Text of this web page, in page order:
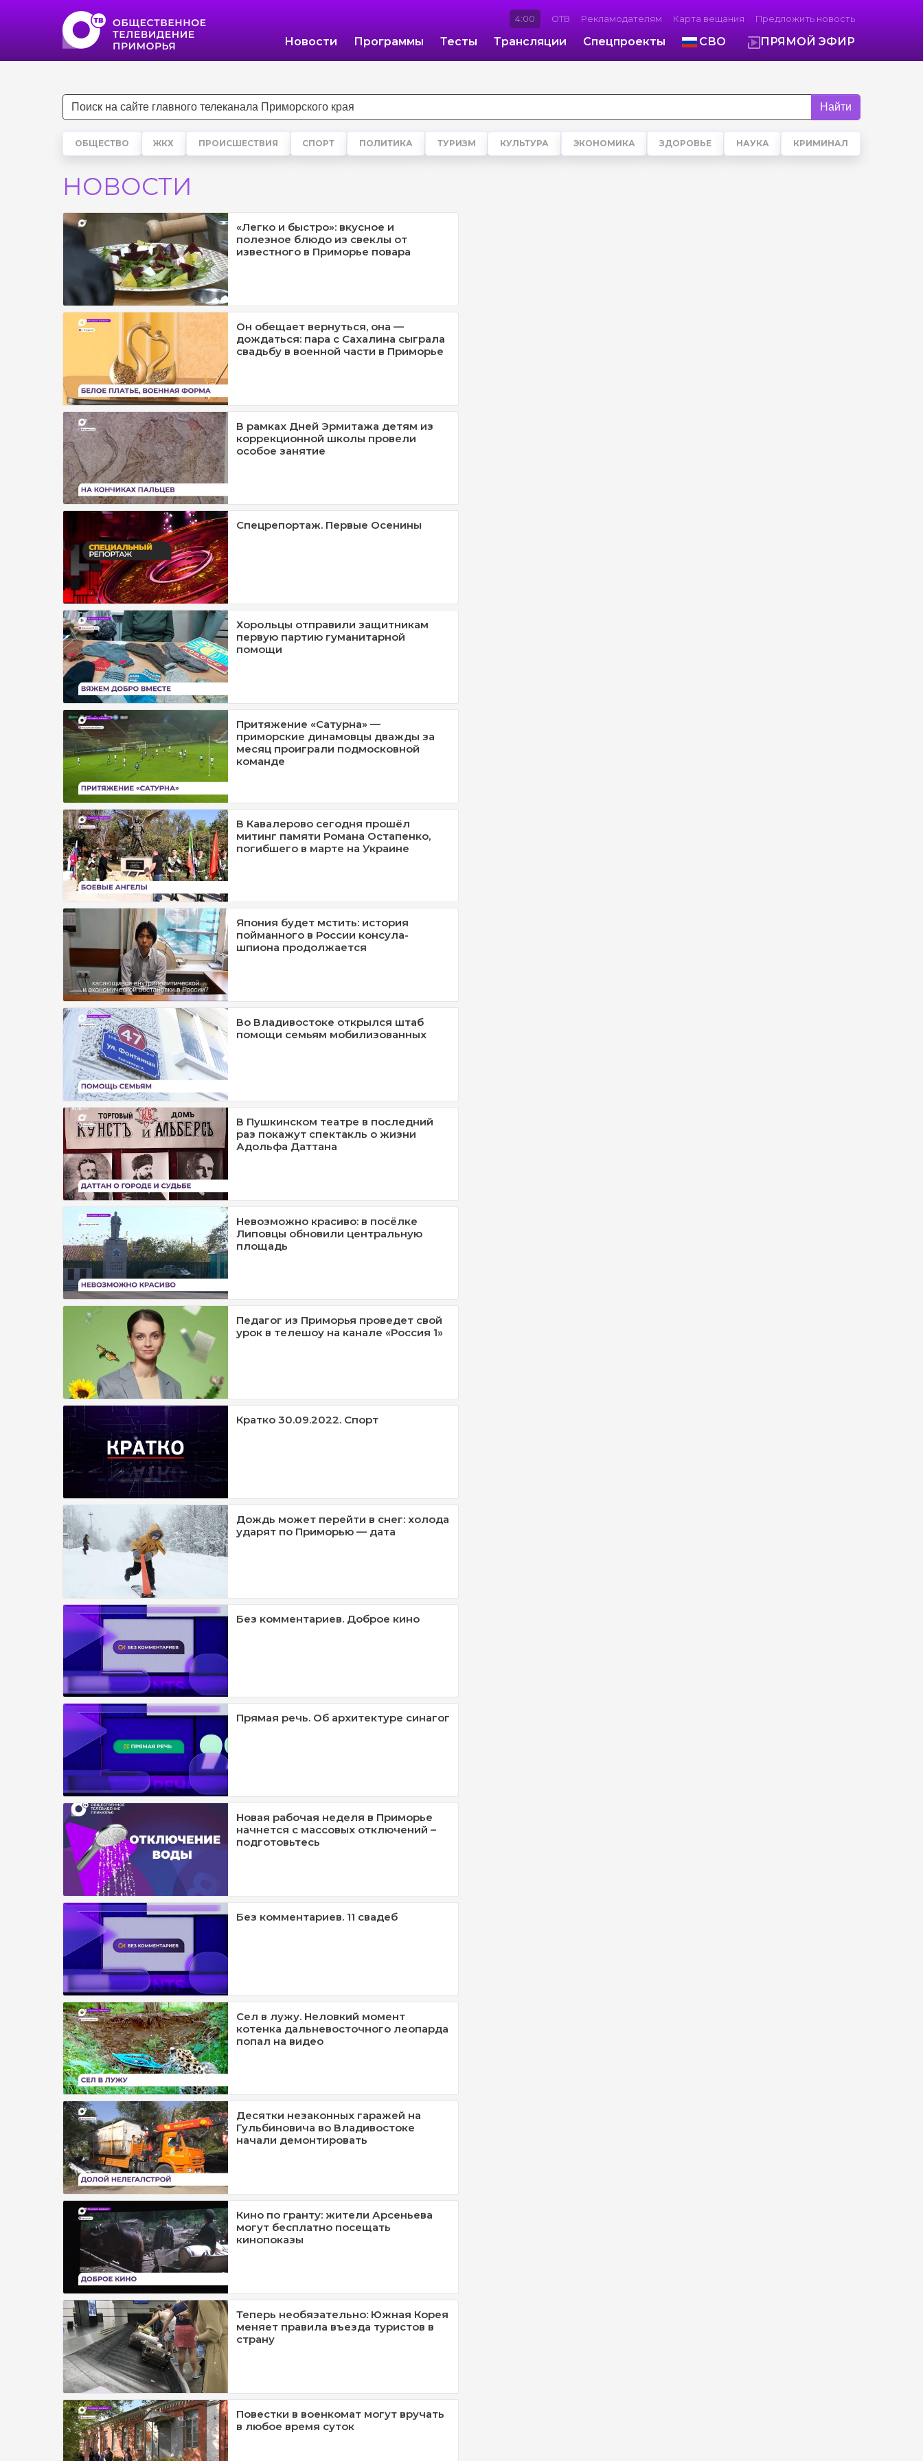
4:00 ОТВ Рекламодателям Карта вещания Предложить новость
Новости Программы Тесты Трансляции Спецпроекты СВО ПРЯМОЙ ЭФИР
Найти
ОБЩЕСТВО ЖКХ ПРОИСШЕСТВИЯ СПОРТ ПОЛИТИКА ТУРИЗМ КУЛЬТУРА ЭКОНОМИКА ЗДОРОВЬЕ НАУКА КРИМИНАЛ
НОВОСТИ
«Легко и быстро»: вкусное и
полезное блюдо из свеклы от
известного в Приморье повара
Он обещает вернуться, она —
дождаться: пара с Сахалина сыграла
свадьбу в военной части в Приморье
В рамках Дней Эрмитажа детям из
коррекционной школы провели
особое занятие
Спецрепортаж. Первые Осенины
Хорольцы отправили защитникам
первую партию гуманитарной
помощи
Притяжение «Сатурна» —
приморские динамовцы дважды за
месяц проиграли подмосковной
команде
В Кавалерово сегодня прошёл
митинг памяти Романа Остапенко,
погибшего в марте на Украине
Япония будет мстить: история
пойманного в России консула-
шпиона продолжается
Во Владивостоке открылся штаб
помощи семьям мобилизованных
В Пушкинском театре в последний
раз покажут спектакль о жизни
Адольфа Даттана
Невозможно красиво: в посёлке
Липовцы обновили центральную
площадь
Педагог из Приморья проведет свой
урок в телешоу на канале «Россия 1»
Кратко 30.09.2022. Спорт
Дождь может перейти в снег: холода
ударят по Приморью — дата
Без комментариев. Доброе кино
Прямая речь. Об архитектуре синагог
Новая рабочая неделя в Приморье
начнется с массовых отключений –
подготовьтесь
Без комментариев. 11 свадеб
Сел в лужу. Неловкий момент
котенка дальневосточного леопарда
попал на видео
Десятки незаконных гаражей на
Гульбиновича во Владивостоке
начали демонтировать
Кино по гранту: жители Арсеньева
могут бесплатно посещать
кинопоказы
Теперь необязательно: Южная Корея
меняет правила въезда туристов в
страну
Повестки в военкомат могут вручать
в любое время суток